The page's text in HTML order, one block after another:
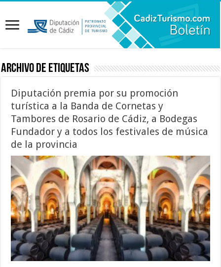
Archivo de etiquetas
Diputación premia por su promoción
turística a la Banda de Cornetas y
Tambores de Rosario de Cádiz, a Bodegas
Fundador y a todos los festivales de música
de la provincia